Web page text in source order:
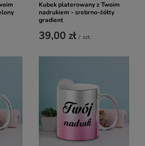
Kubek platerowany z Twoim
nadrukiem - srebrno-żółty
gradient
39,00 zł / szt.